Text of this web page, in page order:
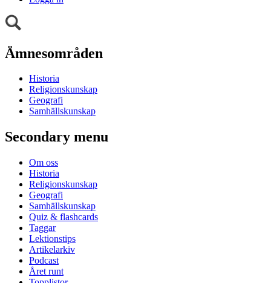
Ämnesområden
Historia
Religionskunskap
Geografi
Samhällskunskap
Secondary menu
Om oss
Historia
Religionskunskap
Geografi
Samhällskunskap
Quiz & flashcards
Taggar
Lektionstips
Artikelarkiv
Podcast
Året runt